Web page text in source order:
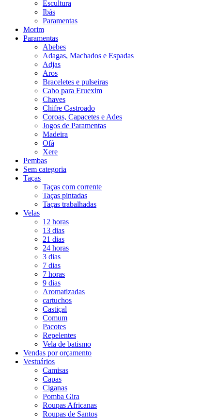
Escultura
Ibás
Paramentas
Morim
Paramentas
Abebes
Adagas, Machados e Espadas
Adjas
Aros
Braceletes e pulseiras
Cabo para Eruexim
Chaves
Chifre Castroado
Coroas, Capacetes e Ades
Jogos de Paramentas
Madeira
Ofá
Xere
Pembas
Sem categoria
Taças
Taças com corrente
Taças pintadas
Taças trabalhadas
Velas
12 horas
13 dias
21 dias
24 horas
3 dias
7 dias
7 horas
9 dias
Aromatizadas
cartuchos
Castiçal
Comum
Pacotes
Repelentes
Vela de batismo
Vendas por orçamento
Vestuários
Camisas
Capas
Ciganas
Pomba Gira
Roupas Africanas
Roupas de Santos